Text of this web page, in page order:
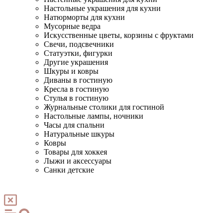
Настольные украшения для кухни
Натюрморты для кухни
Мусорные ведра
Искусственные цветы, корзины с фруктами
Свечи, подсвечники
Статуэтки, фигурки
Другие украшения
Шкуры и ковры
Диваны в гостиную
Кресла в гостиную
Стулья в гостиную
Журнальные столики для гостиной
Настольные лампы, ночники
Часы для спальни
Натуральные шкуры
Ковры
Товары для хоккея
Лыжи и аксессуары
Санки детские